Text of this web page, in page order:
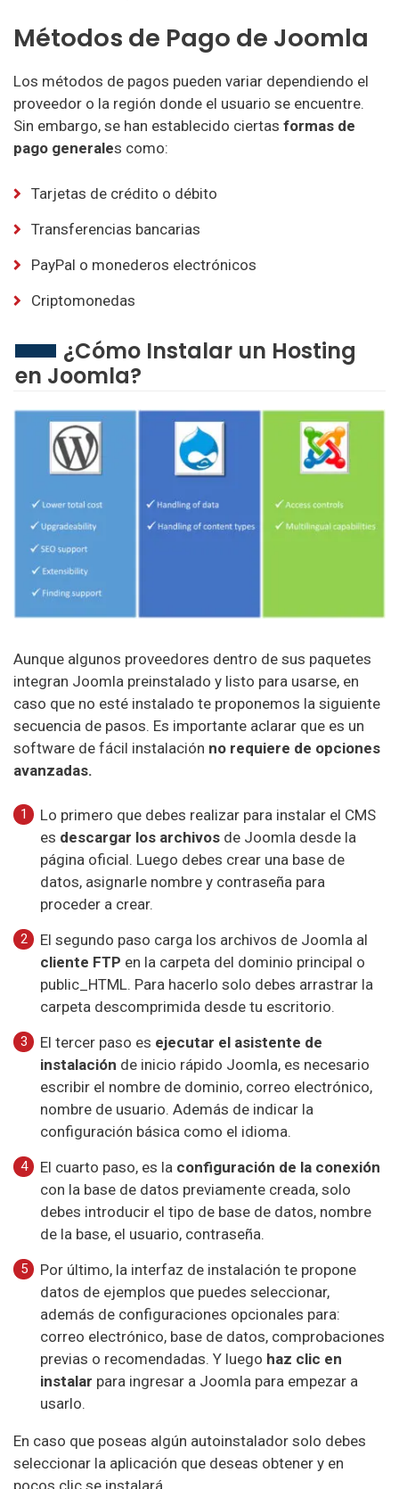
Métodos de Pago de Joomla
Los métodos de pagos pueden variar dependiendo el
proveedor o la región donde el usuario se encuentre.
Sin embargo, se han establecido ciertas formas de
pago generales como:
Tarjetas de crédito o débito
Transferencias bancarias
PayPal o monederos electrónicos
Criptomonedas
¿Cómo Instalar un Hosting
en Joomla?
Aunque algunos proveedores dentro de sus paquetes
integran Joomla preinstalado y listo para usarse, en
caso que no esté instalado te proponemos la siguiente
secuencia de pasos. Es importante aclarar que es un
software de fácil instalación no requiere de opciones
avanzadas.
Lo primero que debes realizar para instalar el CMS
es descargar los archivos de Joomla desde la
página oficial. Luego debes crear una base de
datos, asignarle nombre y contraseña para
proceder a crear.
El segundo paso carga los archivos de Joomla al
cliente FTP en la carpeta del dominio principal o
public_HTML. Para hacerlo solo debes arrastrar la
carpeta descomprimida desde tu escritorio.
El tercer paso es ejecutar el asistente de
instalación de inicio rápido Joomla, es necesario
escribir el nombre de dominio, correo electrónico,
nombre de usuario. Además de indicar la
configuración básica como el idioma.
El cuarto paso, es la configuración de la conexión
con la base de datos previamente creada, solo
debes introducir el tipo de base de datos, nombre
de la base, el usuario, contraseña.
Por último, la interfaz de instalación te propone
datos de ejemplos que puedes seleccionar,
además de configuraciones opcionales para:
correo electrónico, base de datos, comprobaciones
previas o recomendadas. Y luego haz clic en
instalar para ingresar a Joomla para empezar a
usarlo.
En caso que poseas algún autoinstalador solo debes
seleccionar la aplicación que deseas obtener y en